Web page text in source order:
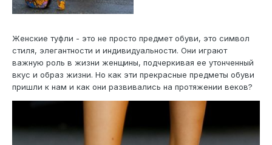
Женские туфли - это не просто предмет обуви, это символ
стиля, элегантности и индивидуальности. Они играют
важную роль в жизни женщины, подчеркивая ее утонченный
вкус и образ жизни. Но как эти прекрасные предметы обуви
пришли к нам и как они развивались на протяжении веков?